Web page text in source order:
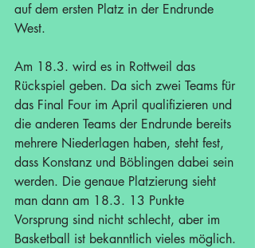
auf dem ersten Platz in der Endrunde
West.
Am 18.3. wird es in Rottweil das
Rückspiel geben. Da sich zwei Teams für
das Final Four im April qualifizieren und
die anderen Teams der Endrunde bereits
mehrere Niederlagen haben, steht fest,
dass Konstanz und Böblingen dabei sein
werden. Die genaue Platzierung sieht
man dann am 18.3. 13 Punkte
Vorsprung sind nicht schlecht, aber im
Basketball ist bekanntlich vieles möglich.